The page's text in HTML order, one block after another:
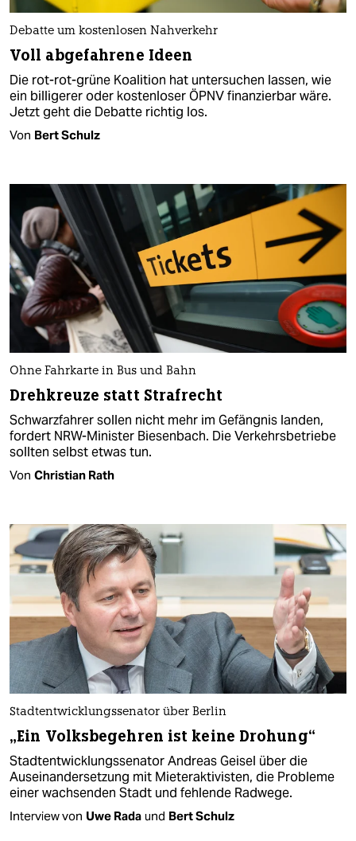
Debatte um kostenlosen Nahverkehr
Voll abgefahrene Ideen
Die rot-rot-grüne Koalition hat untersuchen lassen, wie
ein billigerer oder kostenloser ÖPNV finanzierbar wäre.
Jetzt geht die Debatte richtig los.
Von Bert Schulz
Ohne Fahrkarte in Bus und Bahn
Drehkreuze statt Strafrecht
Schwarzfahrer sollen nicht mehr im Gefängnis landen,
fordert NRW-Minister Biesenbach. Die Verkehrsbetriebe
sollten selbst etwas tun.
Von Christian Rath
Stadtentwicklungssenator über Berlin
„Ein Volksbegehren ist keine Drohung“
Stadtentwicklungssenator Andreas Geisel über die
Auseinandersetzung mit Mieteraktivisten, die Probleme
einer wachsenden Stadt und fehlende Radwege.
Interview von Uwe Rada und Bert Schulz